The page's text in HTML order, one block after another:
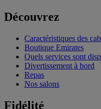
Découvrez
Caractéristiques des
Boutique Emirates
Quels services sont
Divertissement à bord
Repas
Nos salons
Fidélité